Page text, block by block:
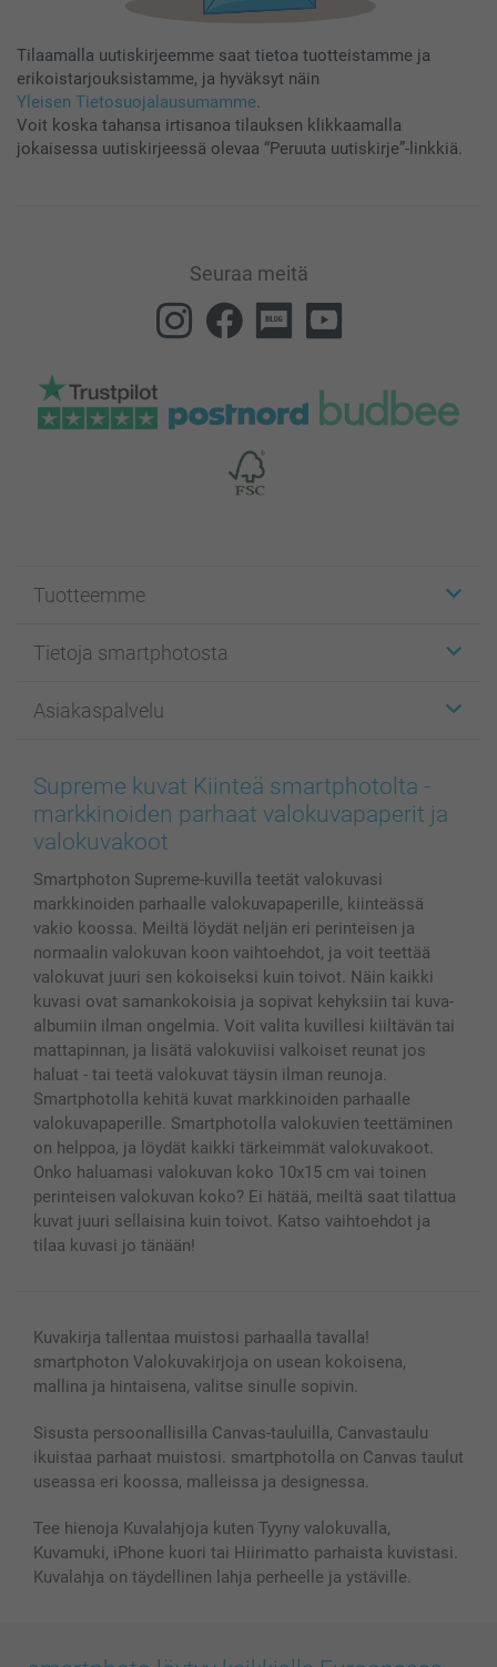
Tilaamalla uutiskirjeemme saat tietoa tuotteistamme ja
erikoistarjouksistamme, ja hyväksyt näin
Yleisen Tietosuojalausumamme.
Voit koska tahansa irtisanoa tilauksen klikkaamalla
jokaisessa uutiskirjeessä olevaa “Peruuta uutiskirje”-linkkiä.
Seuraa meitä
Tuotteemme
Kuvakortit
Kuvakirjat
Valokuvat, Julisteet & Taskukirjat
Kännykkä & Tabletti
MyNameBook
Valokuvakehykset & Lisätarvikkeet
Lahjakortti
Kaikki kuvatuotteet
Tietoja smartphotosta
Affiliate ohjelma
Evästekäytäntö
Sivukartta
Ehdot/takuut
Asiakaspalvelu
100% tyytyväisyystakuu
smartbonus
Hinnat & maksutavat
Supreme kuvat Kiinteä smartphotolta -
markkinoiden parhaat valokuvapaperit ja
valokuvakoot
Smartphoton Supreme-kuvilla teetät valokuvasi
markkinoiden parhaalle valokuvapaperille, kiinteässä
vakio koossa. Meiltä löydät neljän eri perinteisen ja
normaalin valokuvan koon vaihtoehdot, ja voit teettää
valokuvat juuri sen kokoiseksi kuin toivot. Näin kaikki
kuvasi ovat samankokoisia ja sopivat kehyksiin tai kuva-
albumiin ilman ongelmia. Voit valita kuvillesi kiiltävän tai
mattapinnan, ja lisätä valokuviisi valkoiset reunat jos
haluat - tai teetä valokuvat täysin ilman reunoja.
Smartphotolla kehitä kuvat markkinoiden parhaalle
valokuvapaperille. Smartphotolla valokuvien teettäminen
on helppoa, ja löydät kaikki tärkeimmät valokuvakoot.
Onko haluamasi valokuvan koko 10x15 cm vai toinen
perinteisen valokuvan koko? Ei hätää, meiltä saat tilattua
kuvat juuri sellaisina kuin toivot. Katso vaihtoehdot ja
tilaa kuvasi jo tänään!
Kuvakirja tallentaa muistosi parhaalla tavalla!
smartphoton Valokuvakirjoja on usean kokoisena,
mallina ja hintaisena, valitse sinulle sopivin.
Sisusta persoonallisilla Canvas-tauluilla, Canvastaulu
ikuistaa parhaat muistosi. smartphotolla on Canvas taulut
useassa eri koossa, malleissa ja designessa.
Tee hienoja Kuvalahjoja kuten Tyyny valokuvalla,
Kuvamuki, iPhone kuori tai Hiirimatto parhaista kuvistasi.
Kuvalahja on täydellinen lahja perheelle ja ystäville.